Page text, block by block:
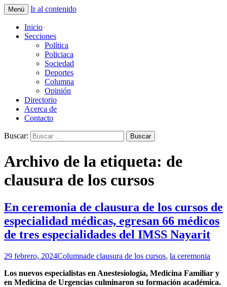
La Yunta de Tepic
Menú Ir al contenido
Inicio
Secciones
Política
Policiaca
Sociedad
Deportes
Columna
Opinión
Directorio
Acerca de
Contacto
Buscar:
Archivo de la etiqueta: de
clausura de los cursos
En ceremonia de clausura de los cursos de
especialidad médicas, egresan 66 médicos
de tres especialidades del IMSS Nayarit
29 febrero, 2024Columnade clausura de los cursos, la ceremonia
Los nuevos especialistas en Anestesiología, Medicina Familiar y
en Medicina de Urgencias culminaron su formación académica.